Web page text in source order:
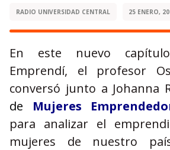
RADIO UNIVERSIDAD CENTRAL 25 ENERO,
En este nuevo
Emprendí, el profesor
conversó junto a Johanna
de
Mujeres
para analizar el
mujeres de nuestro